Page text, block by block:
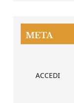
META
ACCEDI